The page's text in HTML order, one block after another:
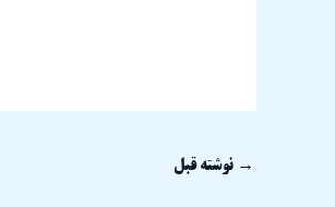
→ نوشته قبل